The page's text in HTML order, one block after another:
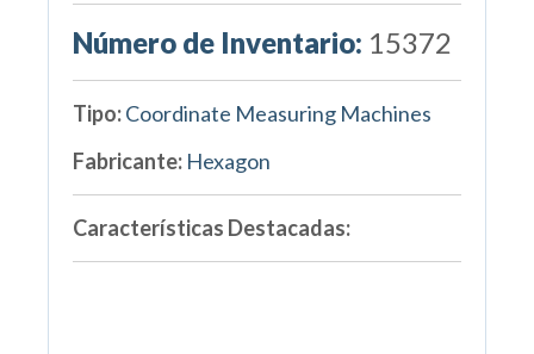
Número de Inventario: 15372
Tipo:Coordinate Measuring Machines
Fabricante: Hexagon
Características Destacadas: